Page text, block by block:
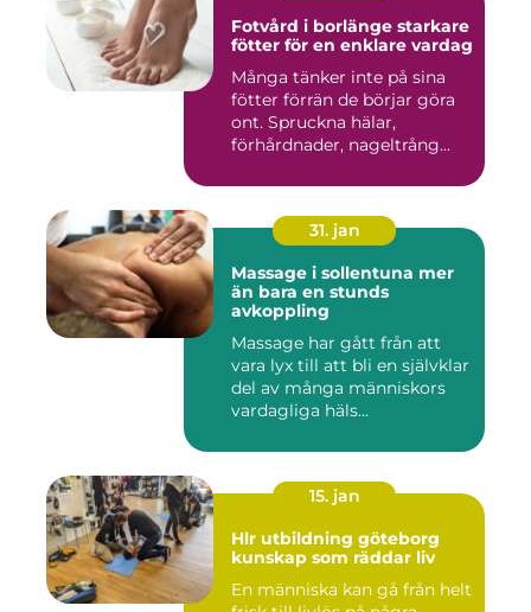
Fotvård i borlänge starkare
fötter för en enklare vardag
Många tänker inte på sina
fötter förrän de börjar göra
ont. Spruckna hälar,
förhårdnader, nageltrång...
31. jan
Massage i sollentuna mer
än bara en stunds
avkoppling
Massage har gått från att
vara lyx till att bli en självklar
del av många människors
vardagliga häls...
15. jan
Hlr utbildning göteborg
kunskap som räddar liv
En människa kan gå från helt